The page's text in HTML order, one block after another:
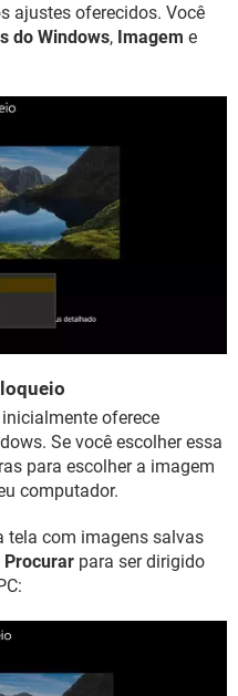
ajustes oferecidos. Você
do Windows, Imagem e
inicialmente oferece
Se você escolher essa
para escolher a imagem
computador.
tela com imagens salvas
Procurar para ser dirigido